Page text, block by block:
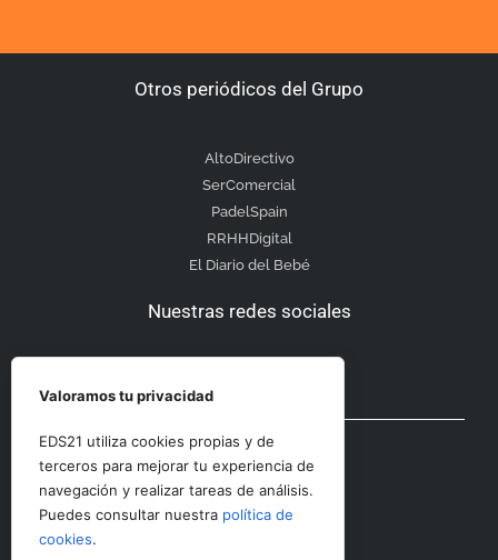
Otros periódicos del Grupo
AltoDirectivo
SerComercial
PadelSpain
RRHHDigital
El Diario del Bebé
Nuestras redes sociales
Otras secciones
Contacto
Valoramos tu privacidad
EDS21 utiliza cookies propias y de
terceros para mejorar tu experiencia de
navegación y realizar tareas de análisis.
Puedes consultar nuestra política de
cookies.